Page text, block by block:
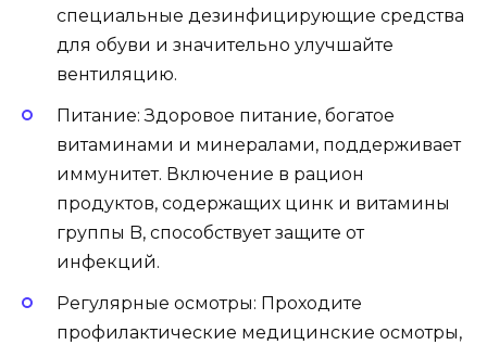
специальные дезинфицирующие средства
для обуви и значительно улучшайте
вентиляцию.
Питание: Здоровое питание, богатое
витаминами и минералами, поддерживает
иммунитет. Включение в рацион
продуктов, содержащих цинк и витамины
группы B, способствует защите от
инфекций.
Регулярные осмотры: Проходите
профилактические медицинские осмотры,